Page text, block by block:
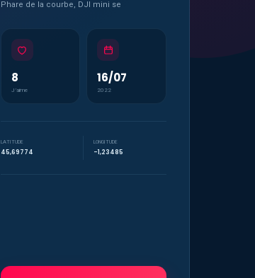
Phare de la courbe, DJI mini se
8
J’aime
16/07
2022
LATITUDE
45,69774
LONGITUDE
-1,23485